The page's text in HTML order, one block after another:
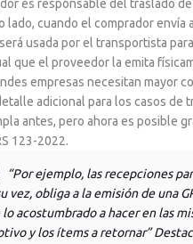
es responsable del traslado
lado, cuando el comprador envía
usada por el transportista
que el proveedor la emita
empresas necesitan mayor
adicional para los casos de
antes, pero ahora es posible
123-2022.
“Por ejemplo, las recepciones
vez, obliga a la emisión de una
lo acostumbrado a hacer en las
y los ítems a retornar”